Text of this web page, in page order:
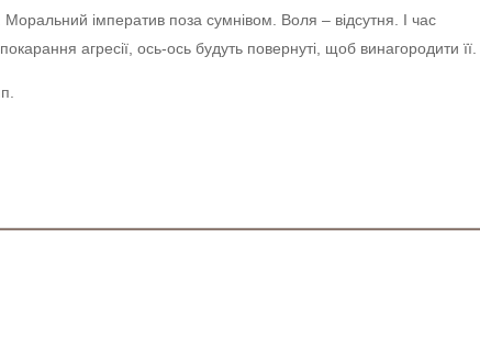
імператив поза сумнівом. Воля – відсутня. І час
агресії, ось-ось будуть повернуті, щоб винагородити її.